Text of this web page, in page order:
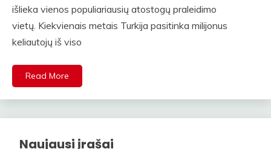
išlieka vienos populiariausių atostogų praleidimo
vietų. Kiekvienais metais Turkija pasitinka milijonus
keliautojų iš viso
Read More
Naujausi įrašai